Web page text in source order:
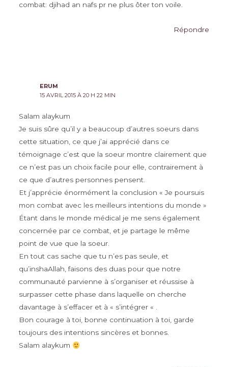
combat: djihad an nafs pr ne plus ôter ton voile.
Répondre
ERUM
15 AVRIL 2015 À 20 H 22 MIN
Salam alaykum
Je suis sûre qu’il y a beaucoup d’autres soeurs dans
cette situation, ce que j’ai apprécié dans ce
témoignage c’est que la soeur montre clairement que
ce n’est pas un choix facile pour elle, contrairement à
ce que d’autres personnes pensent.
Et j’apprécie énormément la conclusion « Je poursuis
mon combat avec les meilleurs intentions du monde »
Étant dans le monde médical je me sens également
concernée par ce combat, et je partage le même
point de vue que la soeur.
En tout cas sache que tu n’es pas seule, et
qu’inshaAllah, faisons des duas pour que notre
communauté parvienne à s’organiser et réussise à
surpasser cette phase dans laquelle on cherche
davantage à s’effacer et à « s’intégrer « .
Bon courage à toi, bonne continuation à toi, garde
toujours des intentions sincères et bonnes.
Salam alaykum